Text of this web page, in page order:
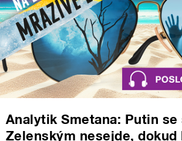
Analytik Smetana: Putin se
Zelenským nesejde, dokud